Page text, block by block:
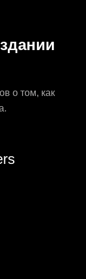
о том, как